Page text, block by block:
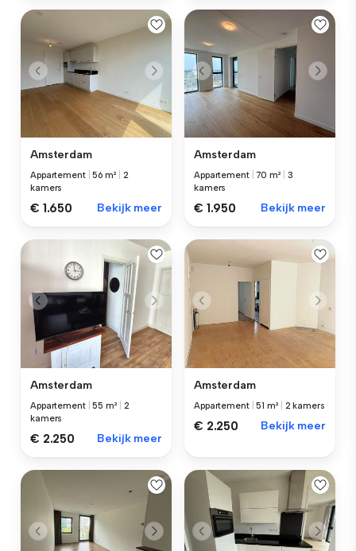
Amsterdam
Appartement |56 m²
2
kamers
€ 1.650 Bekijk meer
Amsterdam
Appartement |70 m²
3
kamers
€ 1.950 Bekijk meer
Amsterdam
Appartement |55 m²
2
kamers
€ 2.250 Bekijk meer
Amsterdam
Appartement |51 m² 2 kamers
€ 2.250 Bekijk meer